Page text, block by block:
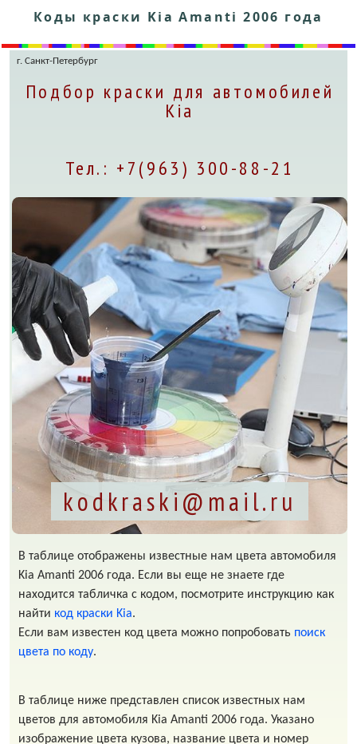
Коды краски Kia Amanti 2006 года
г. Санкт-Петербург
Подбор краски для автомобилей
Kia
Тел.: +7(963) 300-88-21
kodkraski@mail.ru
В таблице отображены известные нам цвета автомобиля
Kia Amanti 2006 года. Если вы еще не знаете где
находится табличка с кодом, посмотрите инструкцию как
найти код краски Kia.
Если вам известен код цвета можно попробовать поиск
цвета по коду.
В таблице ниже представлен список известных нам
цветов для автомобиля Kia Amanti 2006 года. Указано
изображение цвета кузова, название цвета и номер